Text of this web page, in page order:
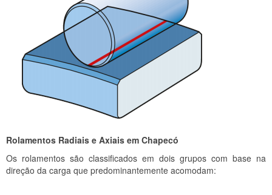
Rolamentos Radiais e Axiais em Chapecó
Os rolamentos são classificados em dois grupos com base na
direção da carga que predominantemente acomodam: